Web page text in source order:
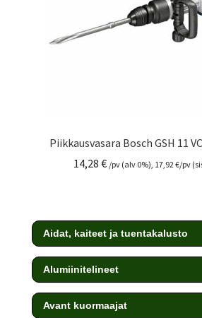
Piikkausvasara Bosch GSH 11
14,28 € /pv (alv 0%), 17,92€/pv
Aidat, kaiteet ja tuentakalusto
Alumiinitelineet
Avant kuormaajat